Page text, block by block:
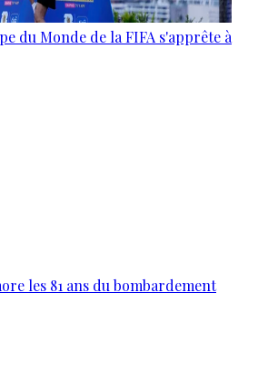
du Monde de la FIFA s'apprête à
les 81 ans du bombardement